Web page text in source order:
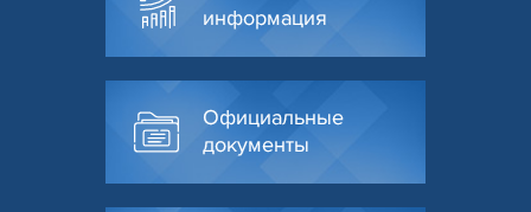
информация
Официальные
документы